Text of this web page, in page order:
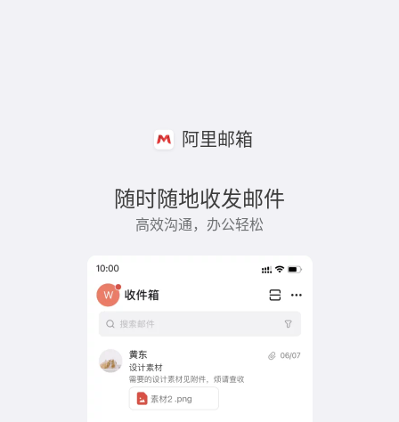
阿里邮箱
随时随地收发邮件
高效沟通，办公轻松